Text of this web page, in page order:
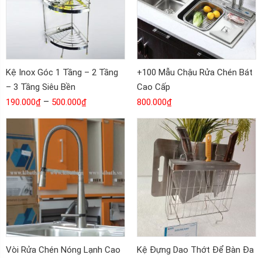
Kệ Inox Góc 1 Tầng – 2 Tầng
– 3 Tầng Siêu Bền
190.000₫ – 500.000₫
+100 Mẫu Chậu Rửa Chén Bát
Cao Cấp
800.000₫
Vòi Rửa Chén Nóng Lạnh Cao
Kệ Đựng Dao Thớt Để Bàn Đa